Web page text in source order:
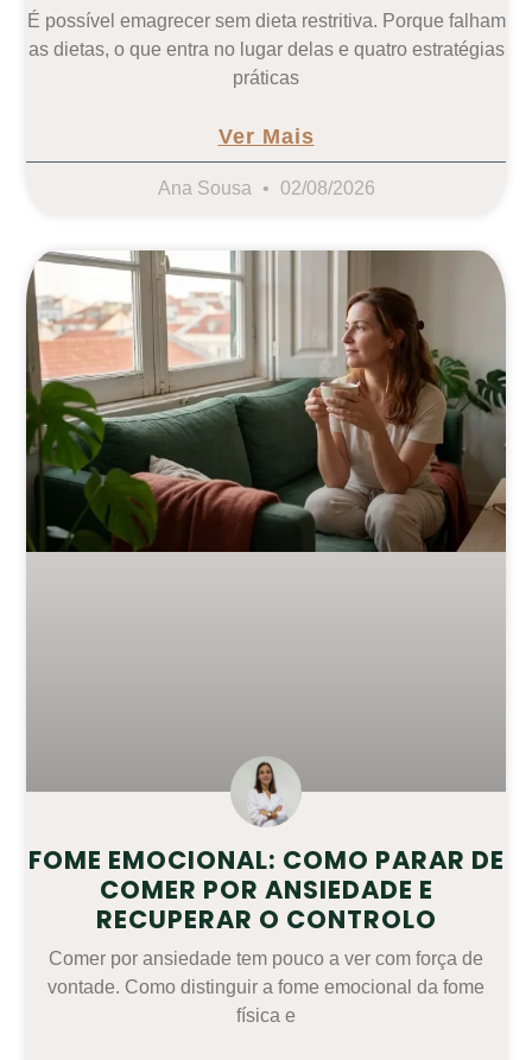
É possível emagrecer sem dieta restritiva. Porque falham
as dietas, o que entra no lugar delas e quatro estratégias
práticas
Ver Mais
Ana Sousa 02/08/2026
FOME EMOCIONAL: COMO PARAR DE
COMER POR ANSIEDADE E
RECUPERAR O CONTROLO
Comer por ansiedade tem pouco a ver com força de
vontade. Como distinguir a fome emocional da fome
física e